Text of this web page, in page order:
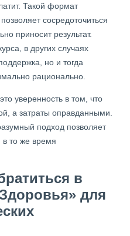
Такой формат
сосредоточиться
приносит результат.
в других случаях
но и тогда
рационально.
уверенность в том, что
а затраты оправданными.
подход позволяет
в то же время
в
для